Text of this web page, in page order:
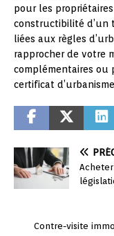
pour les
constructibilité d’un
liées aux règles
rapprocher de votre
complémentaires ou
certificat
Contre-visite